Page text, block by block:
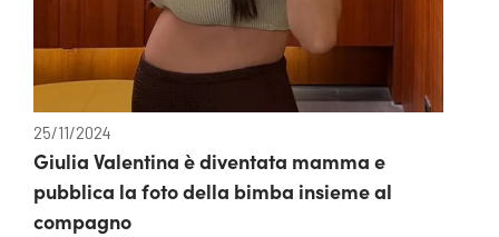
25/11/2024
Giulia Valentina è diventata mamma e
pubblica la foto della bimba insieme al
compagno